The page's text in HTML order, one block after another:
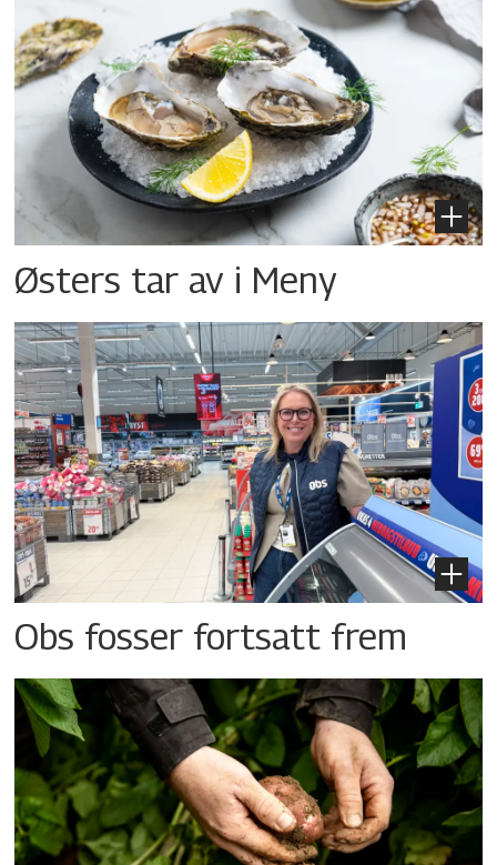
Østers tar av i Meny
Obs fosser fortsatt frem